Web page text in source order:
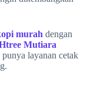
murah dengan
Mutiara
layanan cetak